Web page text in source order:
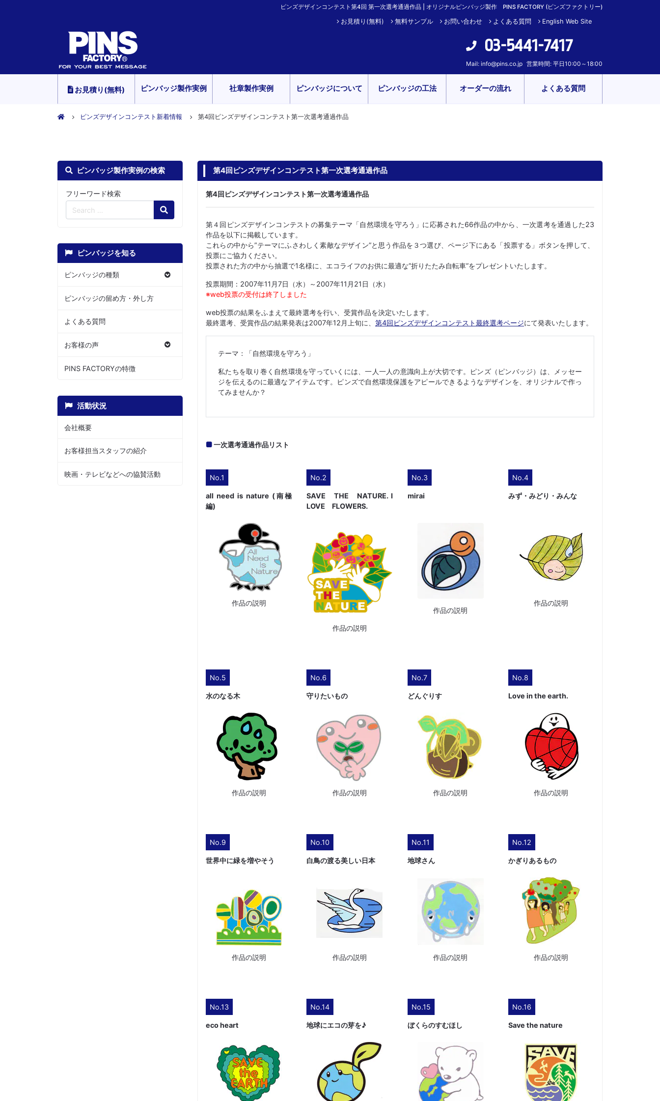
ピンズデザインコンテスト第4回 第一次選考通過作品 | オリジナルピンバッジ製作 PINS FACTORY (ピンズファクトリー)
お見積り(無料) 無料サンプル お問い合わせ よくある質問 English Web Site
03-5441-7417
Mail: info@pins.co.jp 営業時間: 平日10:00～18:00
お見積り(無料) ピンバッジ製作実例 社章製作実例 ピンバッジについて ピンバッジの工法 オーダーの流れ よくある質問
ピンズデザインコンテスト新着情報 第4回ピンズデザインコンテスト第一次選考通過作品
ピンバッジ製作実例の検索
フリーワード検索
Search
ピンバッジを知る
ピンバッジの種類
ピンバッジの留め方・外し方
よくある質問
お客様の声
PINS FACTORYの特徴
活動状況
会社概要
お客様担当スタッフの紹介
映画・テレビなどへの協賛活動
第4回ピンズデザインコンテスト第一次選考通過作品
第4回ピンズデザインコンテスト第一次選考通過作品
第４回ピンズデザインコンテストの募集テーマ「自然環境を守ろう」に応募された66作品の中から、一次選考を通過した23
作品を以下に掲載しています。
これらの中から”テーマにふさわしく素敵なデザイン”と思う作品を３つ選び、ページ下にある「投票する」ボタンを押して、
投票にご協力ください。
投票された方の中から抽選で1名様に、エコライフのお供に最適な”折りたたみ自転車”をプレゼントいたします。
投票期間：2007年11月7日（水）～2007年11月21日（水）
※web投票の受付は終了しました
web投票の結果をふまえて最終選考を行い、受賞作品を決定いたします。
最終選考、受賞作品の結果発表は2007年12月上旬に、 第4回ピンズデザインコンテスト最終選考ページにて発表いたします。
テーマ：「自然環境を守ろう」
私たちを取り巻く自然環境を守っていくには、一人一人の意識向上が大切です。ピンズ（ピンバッジ）は、メッセー
ジを伝えるのに最適なアイテムです。ピンズで自然環境保護をアピールできるようなデザインを、オリジナルで作っ
てみませんか？
一次選考通過作品リスト
No.1
all need is nature (南極
編)
作品の説明
No.2
SAVE THE NATURE. I
LOVE FLOWERS.
作品の説明
No.3
mirai
作品の説明
No.4
みず・みどり・みんな
作品の説明
No.5
水のなる木
作品の説明
No.6
守りたいもの
作品の説明
No.7
どんぐりす
作品の説明
No.8
Love in the earth.
作品の説明
No.9
世界中に緑を増やそう
作品の説明
No.10
白鳥の渡る美しい日本
作品の説明
No.11
地球さん
作品の説明
No.12
かぎりあるもの
作品の説明
No.13
eco heart
No.14
地球にエコの芽を♪
No.15
ぼくらのすむほし
No.16
Save the nature